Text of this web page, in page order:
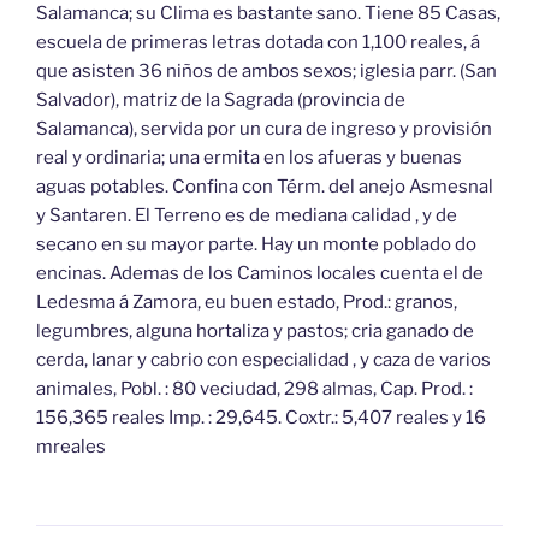
Salamanca; su Clima es bastante sano. Tiene 85 Casas,
escuela de primeras letras dotada con 1,100 reales, á
que asisten 36 niños de ambos sexos; iglesia parr. (San
Salvador), matriz de la Sagrada (provincia de
Salamanca), servida por un cura de ingreso y provisión
real y ordinaria; una ermita en los afueras y buenas
aguas potables. Confina con Térm. del anejo Asmesnal
y Santaren. El Terreno es de mediana calidad , y de
secano en su mayor parte. Hay un monte poblado do
encinas. Ademas de los Caminos locales cuenta el de
Ledesma á Zamora, eu buen estado, Prod.: granos,
legumbres, alguna hortaliza y pastos; cria ganado de
cerda, lanar y cabrio con especialidad , y caza de varios
animales, Pobl. : 80 veciudad, 298 almas, Cap. Prod. :
156,365 reales Imp. : 29,645. Coxtr.: 5,407 reales y 16
mreales